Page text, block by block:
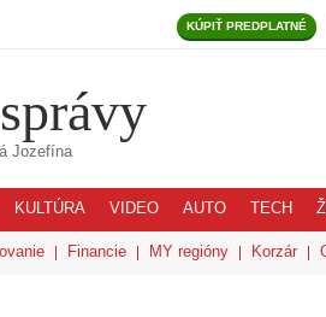
KÚPIŤ PREDPLATNÉ
Jozefína
KULTÚRA VIDEO AUTO TECH
Financie MY regióny Korzár